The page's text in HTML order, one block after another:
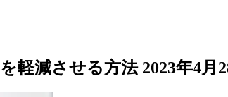
軽減させる方法 2023年4月